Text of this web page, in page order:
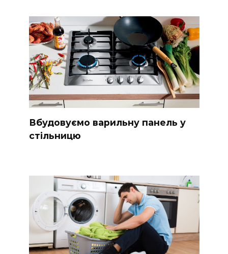
Вбудовуємо варильну панель у
стільницю